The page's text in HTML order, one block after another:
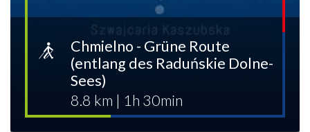
Chmielno - Grüne Route
(entlang des Raduńskie Dolne-
Sees)
8.8 km | 1h 30min